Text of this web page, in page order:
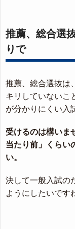
推薦、総合選
りで
推薦、総合選抜は
キリしていないこ
が分かりにくい入
受けるのは構いま
当たり前」くらい
い。
決して一般入試の
ようにしたいです